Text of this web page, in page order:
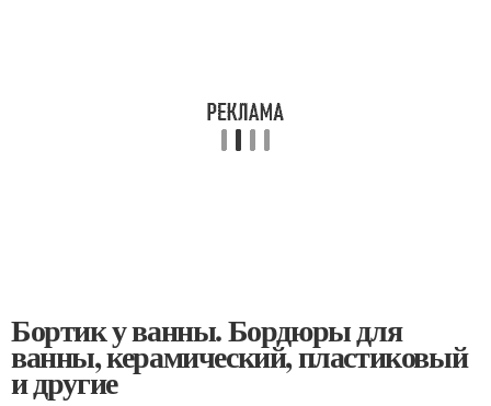
Бортик у ванны. Бордюры для
ванны, керамический, пластиковый
и другие